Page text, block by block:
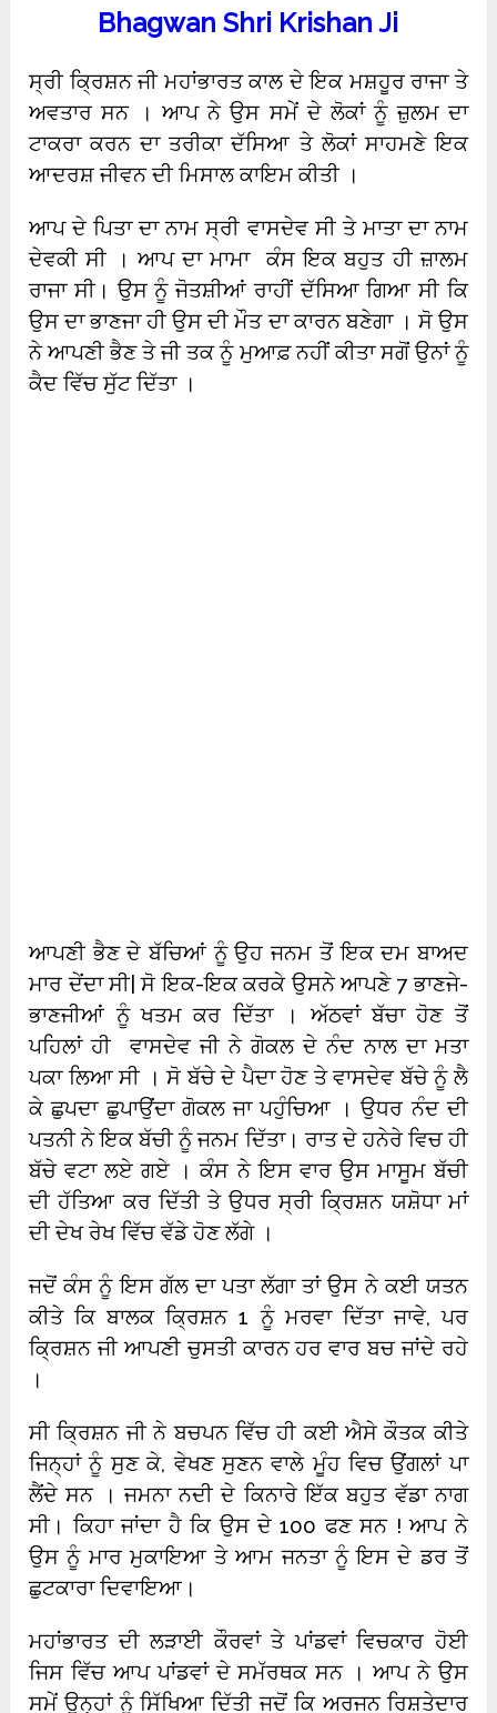
Bhagwan Shri Krishan Ji
ਸ੍ਰੀ ਕ੍ਰਿਸ਼ਨ ਜੀ ਮਹਾਂਭਾਰਤ ਕਾਲ ਦੇ ਇਕ ਮਸ਼ਹੂਰ ਰਾਜਾ ਤੇ
ਅਵਤਾਰ ਸਨ । ਆਪ ਨੇ ਉਸ ਸਮੇਂ ਦੇ ਲੋਕਾਂ ਨੂੰ ਜ਼ੁਲਮ ਦਾ
ਟਾਕਰਾ ਕਰਨ ਦਾ ਤਰੀਕਾ ਦੱਸਿਆ ਤੇ ਲੋਕਾਂ ਸਾਹਮਣੇ ਇਕ
ਆਦਰਸ਼ ਜੀਵਨ ਦੀ ਮਿਸਾਲ ਕਾਇਮ ਕੀਤੀ ।
ਆਪ ਦੇ ਪਿਤਾ ਦਾ ਨਾਮ ਸ੍ਰੀ ਵਾਸਦੇਵ ਸੀ ਤੇ ਮਾਤਾ ਦਾ ਨਾਮ
ਦੇਵਕੀ ਸੀ । ਆਪ ਦਾ ਮਾਮਾ ਕੰਸ ਇਕ ਬਹੁਤ ਹੀ ਜ਼ਾਲਮ
ਰਾਜਾ ਸੀ। ਉਸ ਨੂੰ ਜੋਤਸ਼ੀਆਂ ਰਾਹੀਂ ਦੱਸਿਆ ਗਿਆ ਸੀ ਕਿ
ਉਸ ਦਾ ਭਾਣਜਾ ਹੀ ਉਸ ਦੀ ਮੌਤ ਦਾ ਕਾਰਨ ਬਣੇਗਾ । ਸੋ ਉਸ
ਨੇ ਆਪਣੀ ਭੈਣ ਤੇ ਜੀ ਤਕ ਨੂੰ ਮੁਆਫ਼ ਨਹੀਂ ਕੀਤਾ ਸਗੋਂ ਉਨਾਂ ਨੂੰ
ਕੈਦ ਵਿੱਚ ਸੁੱਟ ਦਿੱਤਾ ।
ਆਪਣੀ ਭੈਣ ਦੇ ਬੱਚਿਆਂ ਨੂੰ ਉਹ ਜਨਮ ਤੋਂ ਇਕ ਦਮ ਬਾਅਦ
ਮਾਰ ਦੇਂਦਾ ਸੀ| ਸੋ ਇਕ-ਇਕ ਕਰਕੇ ਉਸਨੇ ਆਪਣੇ 7 ਭਾਣਜੇ-
ਭਾਣਜੀਆਂ ਨੂੰ ਖਤਮ ਕਰ ਦਿੱਤਾ । ਅੱਠਵਾਂ ਬੱਚਾ ਹੋਣ ਤੋਂ
ਪਹਿਲਾਂ ਹੀ ਵਾਸਦੇਵ ਜੀ ਨੇ ਗੋਕਲ ਦੇ ਨੰਦ ਨਾਲ ਦਾ ਮਤਾ
ਪਕਾ ਲਿਆ ਸੀ । ਸੋ ਬੱਚੇ ਦੇ ਪੈਦਾ ਹੋਣ ਤੇ ਵਾਸਦੇਵ ਬੱਚੇ ਨੂੰ ਲੈ
ਕੇ ਛੁਪਦਾ ਛੁਪਾਉਂਦਾ ਗੋਕਲ ਜਾ ਪਹੁੰਚਿਆ । ਉਧਰ ਨੰਦ ਦੀ
ਪਤਨੀ ਨੇ ਇਕ ਬੱਚੀ ਨੂੰ ਜਨਮ ਦਿੱਤਾ। ਰਾਤ ਦੇ ਹਨੇਰੇ ਵਿਚ ਹੀ
ਬੱਚੇ ਵਟਾ ਲਏ ਗਏ । ਕੰਸ ਨੇ ਇਸ ਵਾਰ ਉਸ ਮਾਸੂਮ ਬੱਚੀ
ਦੀ ਹੱਤਿਆ ਕਰ ਦਿੱਤੀ ਤੇ ਉਧਰ ਸ੍ਰੀ ਕ੍ਰਿਸ਼ਨ ਯਸ਼ੋਧਾ ਮਾਂ
ਦੀ ਦੇਖ ਰੇਖ ਵਿੱਚ ਵੱਡੇ ਹੋਣ ਲੱਗੇ ।
ਜਦੋਂ ਕੰਸ ਨੂੰ ਇਸ ਗੱਲ ਦਾ ਪਤਾ ਲੱਗਾ ਤਾਂ ਉਸ ਨੇ ਕਈ ਯਤਨ
ਕੀਤੇ ਕਿ ਬਾਲਕ ਕ੍ਰਿਸ਼ਨ 1 ਨੂੰ ਮਰਵਾ ਦਿੱਤਾ ਜਾਵੇ, ਪਰ
ਕ੍ਰਿਸ਼ਨ ਜੀ ਆਪਣੀ ਚੁਸਤੀ ਕਾਰਨ ਹਰ ਵਾਰ ਬਚ ਜਾਂਦੇ ਰਹੇ
।
ਸੀ ਕ੍ਰਿਸ਼ਨ ਜੀ ਨੇ ਬਚਪਨ ਵਿੱਚ ਹੀ ਕਈ ਐਸੇ ਕੌਤਕ ਕੀਤੇ
ਜਿਨ੍ਹਾਂ ਨੂੰ ਸੁਣ ਕੇ, ਵੇਖਣ ਸੁਣਨ ਵਾਲੇ ਮੂੰਹ ਵਿਚ ਉਂਗਲਾਂ ਪਾ
ਲੈਂਦੇ ਸਨ । ਜਮਨਾ ਨਦੀ ਦੇ ਕਿਨਾਰੇ ਇੱਕ ਬਹੁਤ ਵੱਡਾ ਨਾਗ
ਸੀ। ਕਿਹਾ ਜਾਂਦਾ ਹੈ ਕਿ ਉਸ ਦੇ 100 ਫਣ ਸਨ ! ਆਪ ਨੇ
ਉਸ ਨੂੰ ਮਾਰ ਮੁਕਾਇਆ ਤੇ ਆਮ ਜਨਤਾ ਨੂੰ ਇਸ ਦੇ ਡਰ ਤੋਂ
ਛੁਟਕਾਰਾ ਦਿਵਾਇਆ।
ਮਹਾਂਭਾਰਤ ਦੀ ਲੜਾਈ ਕੌਰਵਾਂ ਤੇ ਪਾਂਡਵਾਂ ਵਿਚਕਾਰ ਹੋਈ
ਜਿਸ ਵਿੱਚ ਆਪ ਪਾਂਡਵਾਂ ਦੇ ਸਮੱਰਥਕ ਸਨ । ਆਪ ਨੇ ਉਸ
ਸਮੇਂ ਉਨ੍ਹਾਂ ਨੂੰ ਸਿੱਖਿਆ ਦਿੱਤੀ ਜਦੋਂ ਕਿ ਅਰਜਨ ਰਿਸ਼ਤੇਦਾਰ